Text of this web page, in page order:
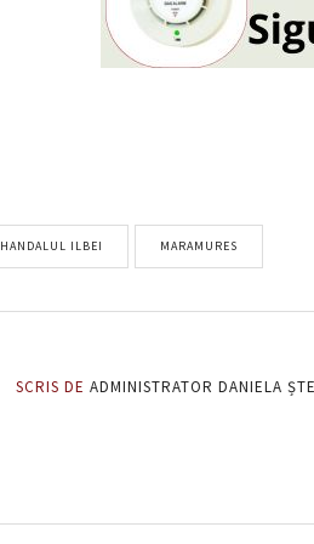
HANDALUL ILBEI MARAMURES
SCRIS DE ADMINISTRATOR DANIELA